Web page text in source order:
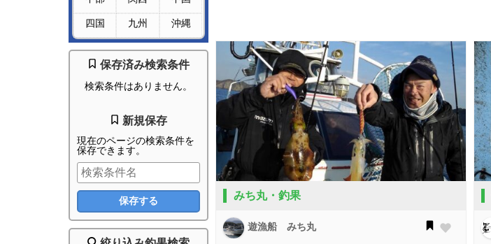
四国 九州 沖縄
保存済み検索条件
検索条件はありません。
新規保存
現在のページの検索条件を
保存できます。
みち丸・釣果
遊漁船 みち丸